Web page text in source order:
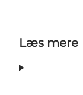
Læs mere